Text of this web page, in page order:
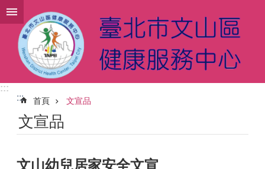
跳到主要內容區塊
:::
:::
首頁 文宣品
文宣品
文山幼兒居家安全文宣